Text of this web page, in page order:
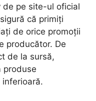
de pe site-ul oficial
că primiți
de orice promoții
producător. De
de la sursă,
produse